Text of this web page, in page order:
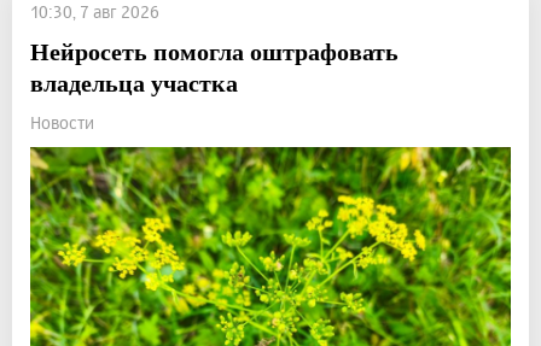
10:30, 7 авг 2026
Нейросеть помогла оштрафовать
владельца участка
Новости